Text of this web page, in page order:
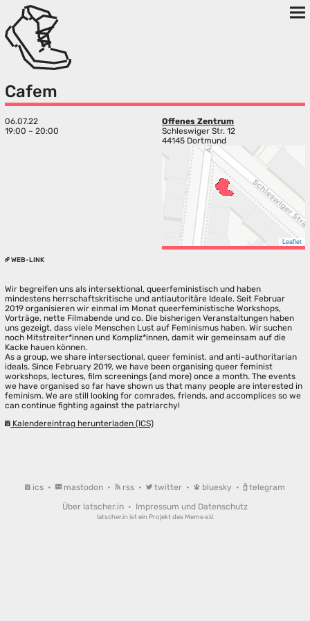
Cafem
06.07.22
19:00 – 20:00
Offenes Zentrum
Schleswiger Str. 12
44145 Dortmund
Leaflet
WEB-LINK
Wir begreifen uns als intersektional, queerfeministisch und haben
mindestens herrschaftskritische und antiautoritäre Ideale. Seit Februar
2019 organisieren wir einmal im Monat queerfeministische Workshops,
Vorträge, nette Filmabende und co. Die bisherigen Veranstaltungen haben
uns gezeigt, dass viele Menschen Lust auf Feminismus haben. Wir suchen
noch Mitstreiter*innen und Kompliz*innen, damit wir gemeinsam auf die
Kacke hauen können.
As a group, we share intersectional, queer feminist, and anti-authoritarian
ideals. Since February 2019, we have been organising queer feminist
workshops, lectures, film screenings (and more) once a month. The events
we have organised so far have shown us that many people are interested in
feminism. We are still looking for comrades, friends, and accomplices so we
can continue fighting against the patriarchy!
Kalendereintrag herunterladen (ICS)
ics • mastodon • rss • twitter • bluesky •
telegram
Über latscher.in • Impressum und Datenschutz
latscher.in ist ein Projekt des Meme e.V.